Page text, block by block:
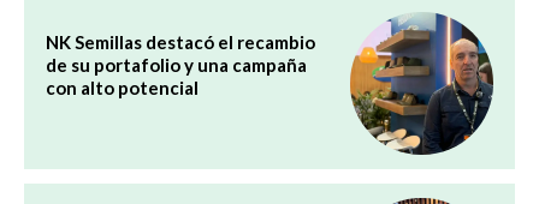
NK Semillas destacó el recambio
de su portafolio y una campaña
con alto potencial